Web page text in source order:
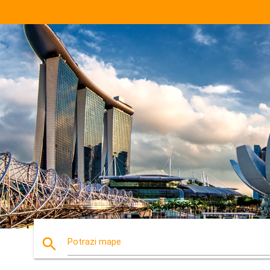
search Potrazi mape